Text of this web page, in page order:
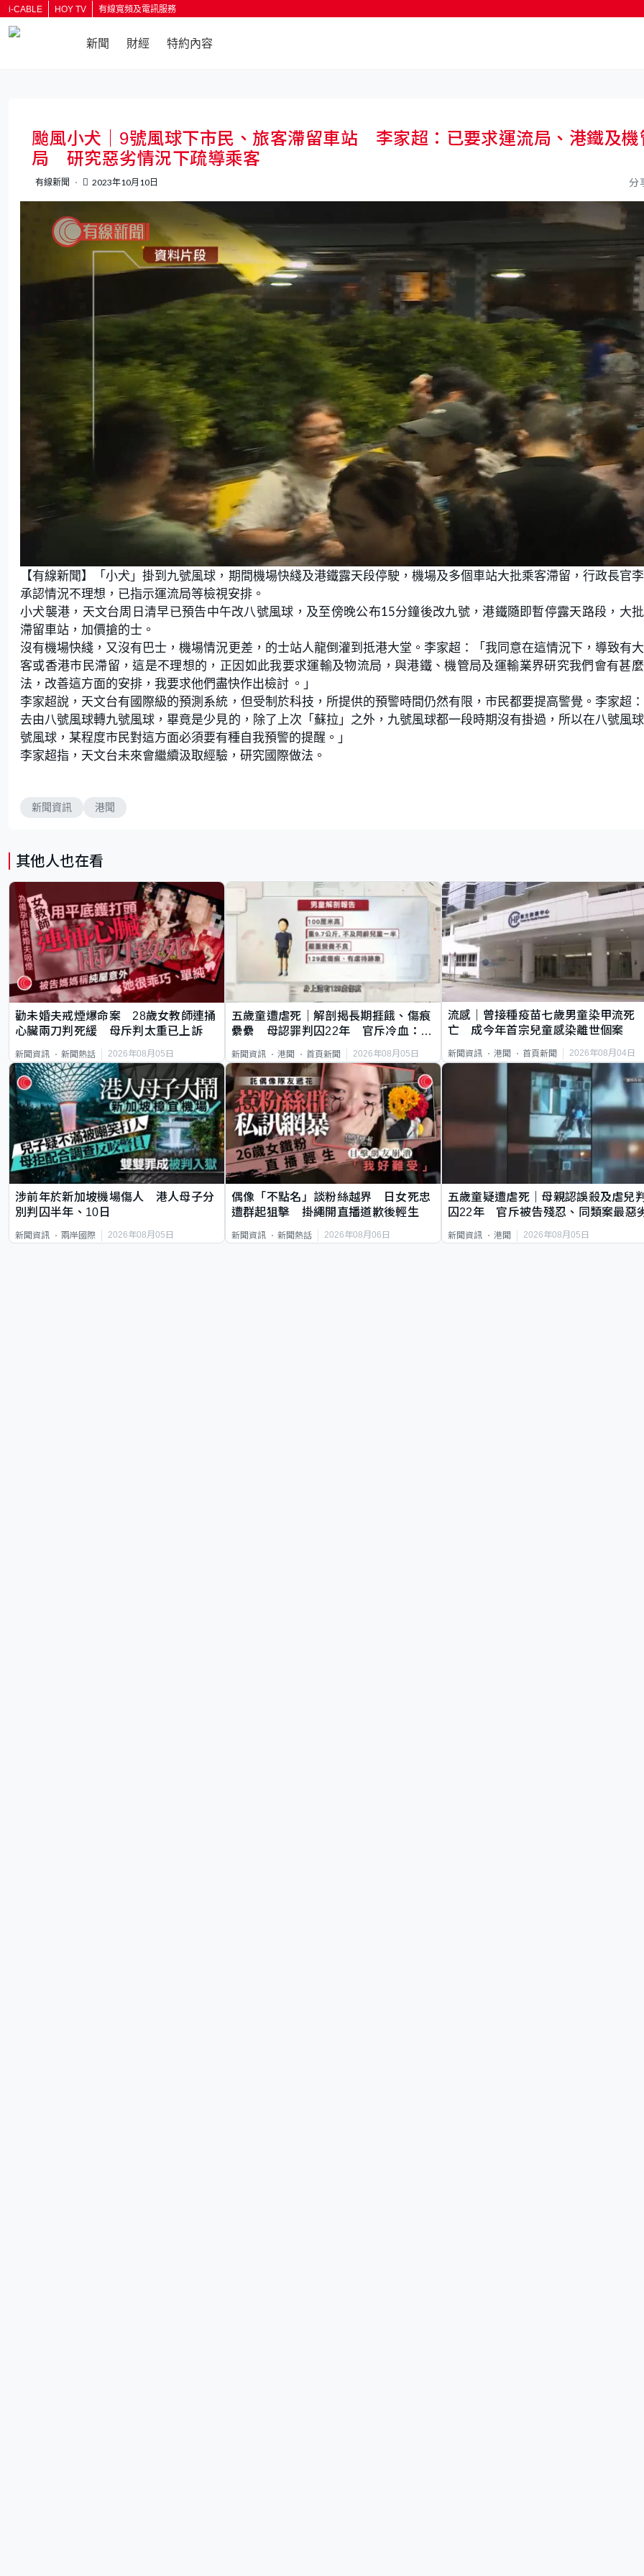
i-CABLE HOY TV 有線寬頻及電訊服務
新聞 財經 特約內容
颱風小犬｜9號風球下市民、旅客滯留車站 李家超：已要求運流局、港鐵及機
局 研究惡劣情況下疏導乘客
有線新聞 2023年10月10日 分
n
m
u
t
e
a
d
d
:
2
3
2
8
%
【有線新聞】「小犬」掛到九號風球，期間機場快綫及港鐵露天段停駛，機場及多個車站大批乘客滯留，行政長官
承認情況不理想，已指示運流局等檢視安排。
小犬襲港，天文台周日清早已預告中午改八號風球，及至傍晚公布15分鐘後改九號，港鐵隨即暫停露天路段，大
滯留車站，加價搶的士。
沒有機場快綫，又沒有巴士，機場情況更差，的士站人龍倒灌到抵港大堂。李家超：「我同意在這情況下，導致有
客或香港市民滯留，這是不理想的，正因如此我要求運輸及物流局，與港鐵、機管局及運輸業界研究我們會有甚
法，改善這方面的安排，我要求他們盡快作出檢討 。」
李家超說，天文台有國際級的預測系統，但受制於科技，所提供的預警時間仍然有限，市民都要提高警覺。李家超
去由八號風球轉九號風球，畢竟是少見的，除了上次「蘇拉」之外，九號風球都一段時期沒有掛過，所以在八號風
號風球，某程度市民對這方面必須要有種自我預警的提醒。」
李家超指，天文台未來會繼續汲取經驗，研究國際做法。
新聞資訊 港聞
其他人也在看
勸未婚夫戒煙爆命案 28歲女教師連捅
心臟兩刀判死緩 母斥判太重已上訴
新聞資訊 新聞熱話 2026年08月05日
五歲童遭虐死｜解剖揭長期捱餓、傷痕
纍纍 母認罪判囚22年 官斥冷血：同
新聞資訊 港聞 首頁新聞 2026年08月05日
流感｜曾接種疫苗七歲男童染甲流死
亡 成今年首宗兒童感染離世個案
新聞資訊 港聞 首頁新聞 2026年08月04日
涉前年於新加坡機場傷人 港人母子分
別判囚半年、10日
新聞資訊 兩岸國際 2026年08月05日
偶像「不點名」談粉絲越界 日女死忠
遭群起狙擊 掛繩開直播道歉後輕生
新聞資訊 新聞熱話 2026年08月06日
五歲童疑遭虐死｜母親認誤殺及虐兒
囚22年 官斥被告殘忍、同類案最惡
新聞資訊 港聞 2026年08月05日